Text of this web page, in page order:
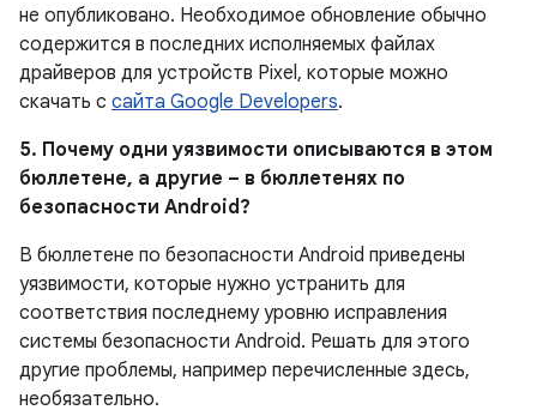
не опубликовано. Необходимое обновление обычно
содержится в последних исполняемых файлах
драйверов для устройств Pixel, которые можно
скачать с сайта Google Developers.
5. Почему одни уязвимости описываются в этом
бюллетене, а другие – в бюллетенях по
безопасности Android?
В бюллетене по безопасности Android приведены
уязвимости, которые нужно устранить для
соответствия последнему уровню исправления
системы безопасности Android. Решать для этого
другие проблемы, например перечисленные здесь,
необязательно.